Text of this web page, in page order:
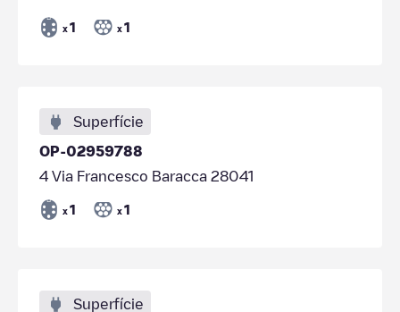
x 1 x 1
Superfície
OP-02959788
4 Via Francesco Baracca 28041
x 1 x 1
Superfície